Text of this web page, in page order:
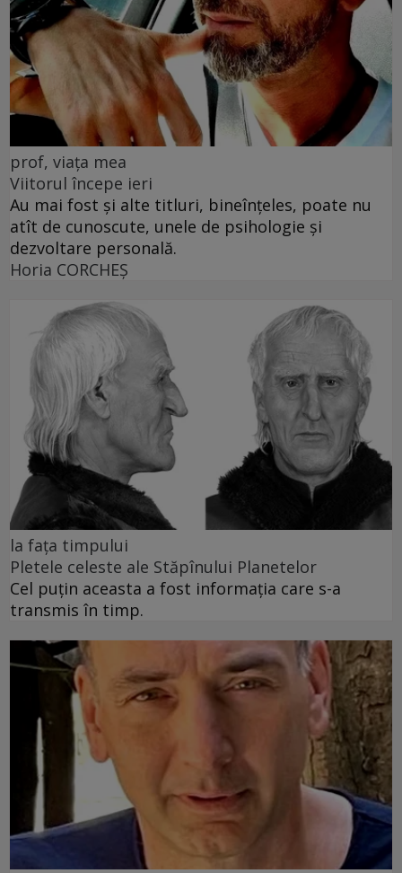
prof, viața mea
Viitorul începe ieri
Au mai fost și alte titluri, bineînțeles, poate nu
atît de cunoscute, unele de psihologie și
dezvoltare personală.
Horia CORCHEŞ
la fața timpului
Pletele celeste ale Stăpînului Planetelor
Cel puţin aceasta a fost informaţia care s-a
transmis în timp.